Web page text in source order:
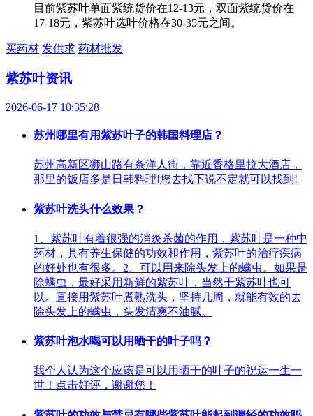
目前紫苏叶单面紫统货价在12-13元，双面紫统货价在
17-18元，紫苏叶选叶价格在30-35元之间。
买药材 发供求 药材批发
紫苏叶资讯
2026-06-17 10:35:28
苏州哪里有用紫苏叶子的韩国料理店？
苏州高新区狮山路有条洋人街，靠近香格里拉大酒店，
那里的饭店多是日韩料理!您去找下说不定就可以找到!
紫苏叶洗头什么效果？
1、紫苏叶有着很强的消炎杀菌的作用，紫苏叶是一种中
药材，具有养生保健的功效和作用，紫苏叶的治疗疾病
的好处也有很多。2、可以用来除头发上的螨虫。如果是
除螨虫，最好采用新鲜的紫苏叶，当然干紫苏叶也可
以。直接用紫苏叶煮熟洗头，坚持几周，就能有效的去
除头发上的螨虫，头发清爽不油腻。
紫苏叶泡水喝可以用晒干的叶子吗？
我个人认为这个应该是可以用晒干的叶子的祝运一生一
世！点击好评，谢谢您！